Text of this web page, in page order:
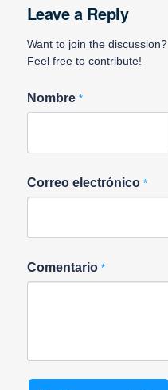
Leave a Reply
Want to join the discussion?
Feel free to contribute!
Nombre *
Correo electrónico *
Comentario *